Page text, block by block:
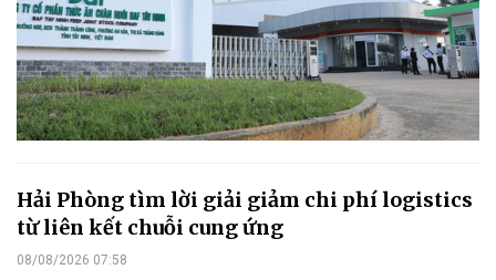
Hải Phòng tìm lời giải giảm chi phí logistics
từ liên kết chuỗi cung ứng
08/08/2026 07:58